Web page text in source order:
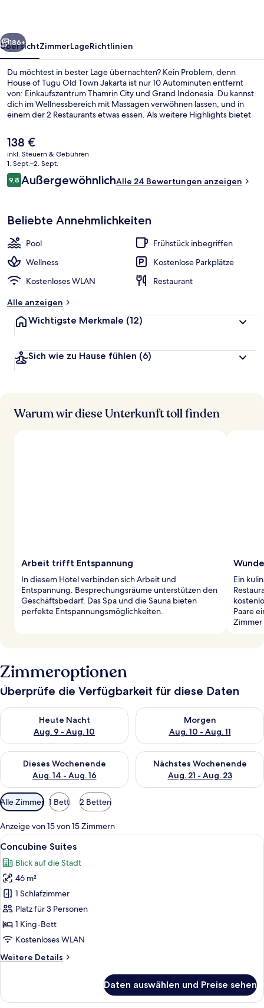
Weiter
186+
ÜbersichtZimmerLageRichtlinien
Du möchtest in bester Lage übernachten? Kein Problem, denn
House of Tugu Old Town Jakarta ist nur 10 Autominuten entfernt
von: Einkaufszentrum Thamrin City und Grand Indonesia. Du kannst
dich im Wellnessbereich mit Massagen verwöhnen lassen, und in
einem der 2 Restaurants etwas essen. Als weitere Highlights bietet
und eine Terrasse.
Der
aktuelle
Preis
beträgt
138 €.
138 €
inkl. Steuern & Gebühren
1. Sept.–2. Sept.
Bewertungen
9,89,8 von 10.
AußergewöhnlichAlle 24 Bewertungen anzeigen
Beliebte Annehmlichkeiten
Pool
Frühstück inbegriffen
Wellness
Kostenlose Parkplätze
Kostenloses WLAN
Restaurant
Alle anzeigen
Wichtigste Merkmale (12)
Sich wie zu Hause fühlen (6)
Warum wir diese Unterkunft toll finden
Arbeit trifft Entspannung
In diesem Hotel verbinden sich Arbeit und
Entspannung. Besprechungsräume unterstützen den
Geschäftsbedarf. Das Spa und die Sauna bieten
perfekte Entspannungsmöglichkeiten.
Ein
Paare
Zimmeroptionen
Überprüfe die Verfügbarkeit für diese Daten
Heute Nacht
Aug. 9 - Aug. 10
Überprüfe die Verfügbarkeit für heute Nacht, Aug. 9 - Aug.
Morgen
Aug. 10 - Aug. 11
Überprüfe die Verfügbarkeit
Dieses Wochenende
Aug. 14 - Aug. 16
Überprüfe die Verfügbarkeit für dieses Wochenende, Aug. 14
Nächstes Wochenende
Aug. 21 - Aug. 23
Überprüfe die Verfügbarkeit
Verfügbare
Filter
für
Zimmer
Alle Zimmer 1 Bett 2 Betten
Anzeige von 15 von 15 Zimmern
Alle
Fotos
für
Concubine
Suites
anzeigen
Ein großes Bett mit roter
17
Concubine Suites
Blick auf die Stadt
46 m²
1 Schlafzimmer
Platz für 3 Personen
1 King-Bett
Kostenloses WLAN
Weitere Details
Weitere
Suites
Daten auswählen und Preise sehen